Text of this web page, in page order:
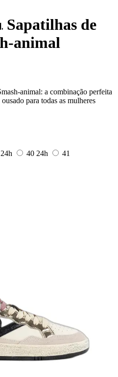
Sapatilhas de
animal
animal: a combinação perfeita
para todas as mulheres
24h 40 24h
41